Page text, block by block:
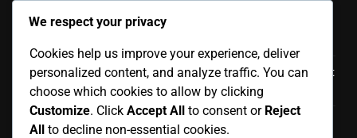
Stratégie du Setter : Communication, Positionnement
Techniques de Bump Set pour Femmes : Positionnement
des avant-bras, Position du corps, Précision de la cible
Techniques de lâcher pour les femmes : Timing, action
We respect your privacy
Cookies help us improve your experience, deliver
personalized content, and analyze traffic. You can
choose which cookies to allow by clicking
Customize. Click Accept All to consent or Reject
All to decline non-essential cookies.